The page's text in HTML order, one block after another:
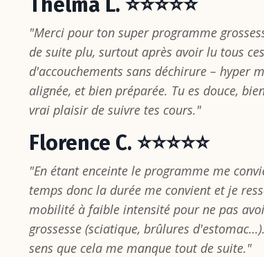
"Merci pour ton super programme
de suite plu, surtout après avoir lu tous
d'accouchements sans déchirure – hyper
alignée, et bien préparée. Tu es douce,
vrai plaisir de suivre tes cours."
Florence C. ⭐⭐⭐⭐⭐
"En étant enceinte le programme me
temps donc la durée me convient et je
mobilité à faible intensité pour ne pas
grossesse (sciatique, brûlures
sens que cela me manque tout de suite."